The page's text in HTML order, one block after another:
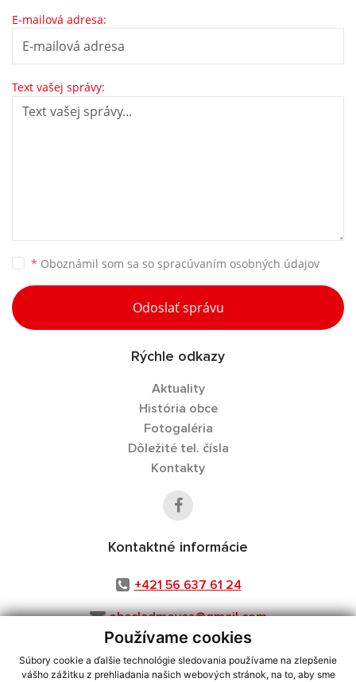
Používame cookies
Súbory cookie a ďalšie technológie sledovania používame na zlepšenie
vášho zážitku z prehliadania našich webových stránok, na to, aby sme
E-mailová adresa:
Text vašej správy:
* Oboznámil som sa so spracúvaním osobných údajov
Odoslať správu
Rýchle odkazy
Aktuality
História obce
Fotogaléria
Dôležité tel. čísla
Kontakty
Kontaktné informácie
+421 56 637 61 24
obecladmovce@gmail.com